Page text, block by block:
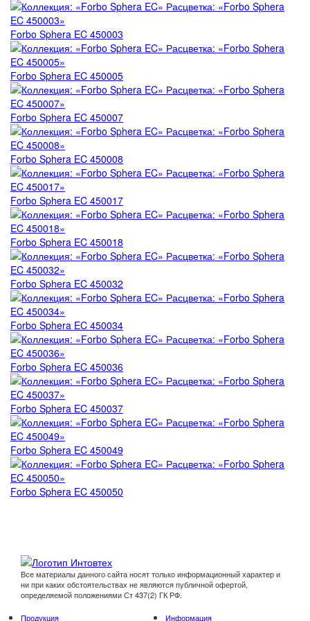
Forbo Marmoleum Cocoa
Forbo Marmoleum Acoustic
VERTIGO Flock Toronto
VERTIGO Flock California
Forbo Sphera EC 450003
Forbo Sphera EC 450005
Forbo Sphera EC 450007
Forbo Sphera EC 450008
Forbo Sphera EC 450017
Forbo Sphera EC 450018
Forbo Sphera EC 450032
Forbo Sphera EC 450034
Forbo Sphera EC 450036
Forbo Sphera EC 450037
Forbo Sphera EC 450049
Forbo Sphera EC 450050
Все материалы данного сайта носят только информационный характер и
ни при каких обстоятельствах не являются публичной офертой,
определяемой положениями Ст 437(2) ГК РФ.
Продукция Информация